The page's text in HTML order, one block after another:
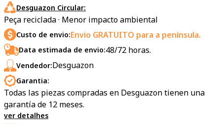
Desguazon Circular:
Peça reciclada · Menor impacto ambiental
Custo de envio:Envio GRATUITO para a península.
Data estimada de envio:48/72 horas.
Vendedor:Desguazon
Garantia:
Todas las piezas compradas en Desguazon tienen una
garantía de 12 meses.
ver detalhes